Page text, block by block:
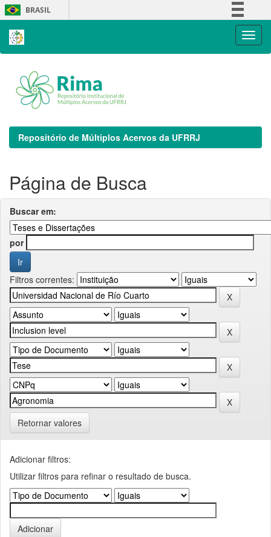
Skip
navigation
BRASIL
Repositório de Múltiplos Acervos da UFRRJ
Página de Busca
Buscar em:
por
Filtros correntes:
Retornar valores
Adicionar filtros:
Utilizar filtros para refinar o resultado de busca.